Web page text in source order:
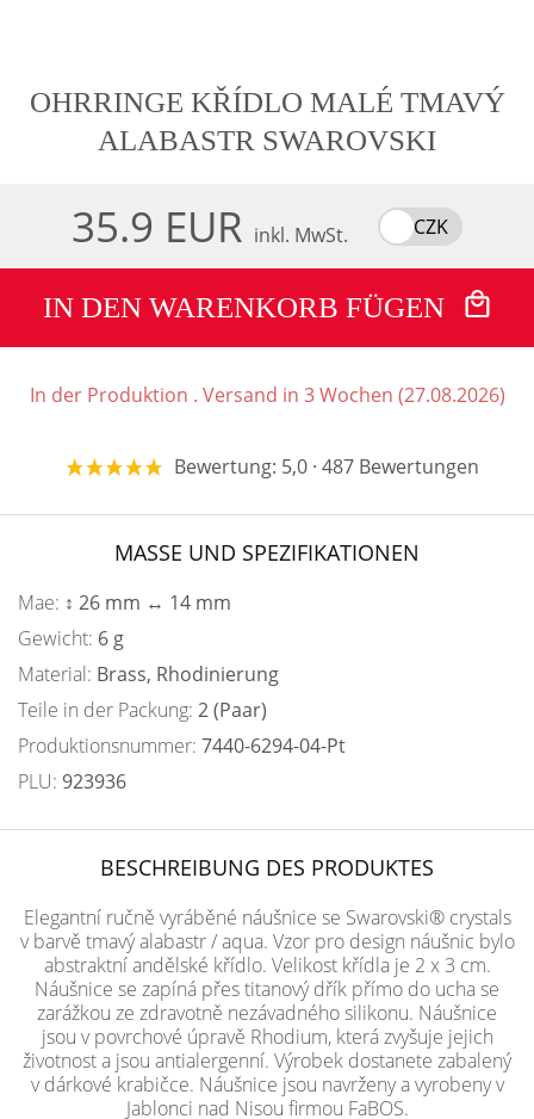
OHRRINGE KŘÍDLO MALÉ TMAVÝ
ALABASTR SWAROVSKI
35.9 EUR inkl. MwSt. CZK
IN DEN WARENKORB FÜGEN
In der Produktion . Versand in 3 Wochen (27.08.2026)
Bewertung: 5,0 · 487 Bewertungen
MASSE UND SPEZIFIKATIONEN
Mae: ↕ 26 mm ↔ 14 mm
Gewicht: 6 g
Material: Brass, Rhodinierung
Teile in der Packung: 2 (Paar)
Produktionsnummer: 7440-6294-04-Pt
PLU: 923936
BESCHREIBUNG DES PRODUKTES
Elegantní ručně vyráběné náušnice se Swarovski® crystals
v barvě tmavý alabastr / aqua. Vzor pro design náušnic bylo
abstraktní andělské křídlo. Velikost křídla je 2 x 3 cm.
Náušnice se zapíná přes titanový dřík přímo do ucha se
zarážkou ze zdravotně nezávadného silikonu. Náušnice
jsou v povrchové úpravě Rhodium, která zvyšuje jejich
životnost a jsou antialergenní. Výrobek dostanete zabalený
v dárkové krabičce. Náušnice jsou navrženy a vyrobeny v
Jablonci nad Nisou firmou FaBOS.